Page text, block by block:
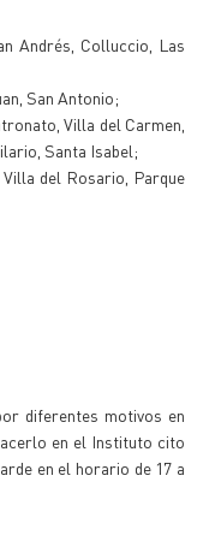
Andrés, Colluccio, Las
San Antonio;
Villa del Carmen,
Santa Isabel;
del Rosario, Parque
diferentes motivos en
en el Instituto cito
en el horario de 17 a